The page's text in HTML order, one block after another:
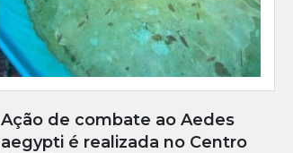
Ação de combate ao Aedes
aegypti é realizada no Centro